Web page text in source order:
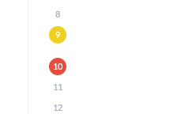
8
9
10
11
12